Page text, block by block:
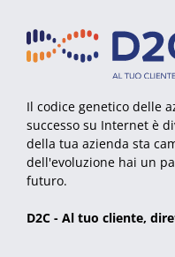
Il codice genetico delle
successo su Internet è
della tua azienda sta
dell'evoluzione hai un
futuro.
D2C - Al tuo cliente,